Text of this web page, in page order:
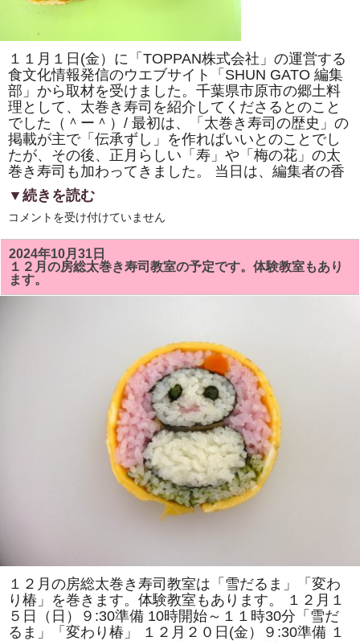
司
体
験
教
室」
で
「NHK
ワ
ー
ル
ド」
放
さ
て
い
る
「梅
の
花」
１１月１日(金）に「TOPPAN株式会社」の運営する
食文化情報発信のウエブサイト「SHUN GATO 編集
部」から取材を受けました。千葉県市原市の郷土料
理として、太巻き寿司を紹介してくださるとのこと
でした（＾ー＾）/ 最初は、「太巻き寿司の歴史」の
掲載が主で「伝承ずし」を作ればいいとのことでし
たが、その後、正月らしい「寿」や「梅の花」の太
巻き寿司も加わってきました。 当日は、編集者の香
▼続きを読む
「TOPPAN
式
会
社」
の
運
営
介
や
作
り
方
の
デ
コメントを受け付けていません
2024年10月31日
１２月の房総太巻き寿司教室の予定です。体験教室もあり
ます。
１２月の房総太巻き寿司教室は「雪だるま」「変わ
り椿」を巻きます。体験教室もあります。 １２月１
５日（日）９:30準備 10時開始～１１時30分「雪だ
るま」「変わり椿」 １２月２０日(金）９:30準備 １